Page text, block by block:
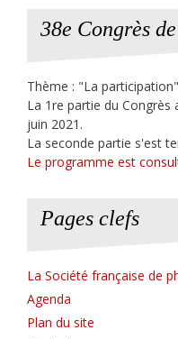
38e Congrès
Thème : "La participation"
La 1re partie du Congrès
juin 2021.
La seconde partie s'est
Le programme est
Pages clefs
La Société française de
Agenda
Plan du site